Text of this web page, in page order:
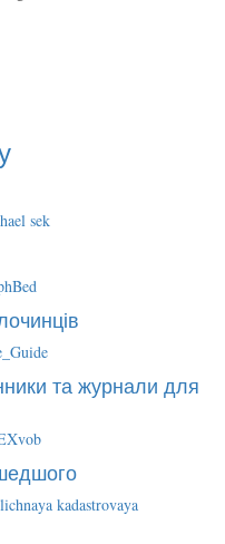
sek
та журнали для
kadastrovaya